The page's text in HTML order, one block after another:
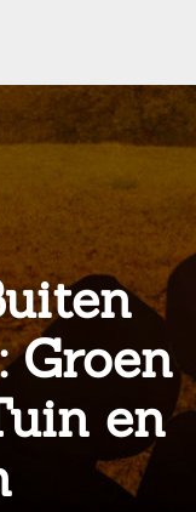
Groen
en